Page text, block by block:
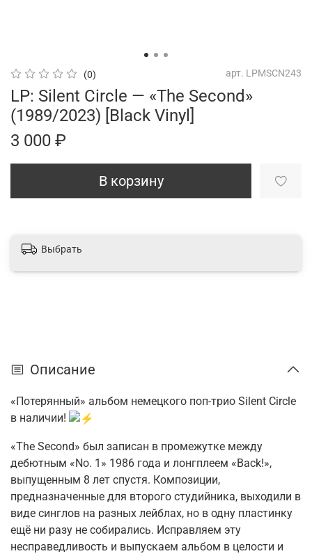
(0) арт. LPMSCN243
LP: Silent Circle — «The Second»
(1989/2023) [Black Vinyl]
3 000 ₽
В корзину
Выбрать
Описание
«Потерянный» альбом немецкого поп-трио Silent Circle
в наличии!
«The Second» был записан в промежутке между
дебютным «No. 1» 1986 года и лонгплеем «Back!»,
выпущенным 8 лет спустя. Композиции,
предназначенные для второго студийника, выходили в
виде синглов на разных лейблах, но в одну пластинку
ещё ни разу не собирались. Исправляем эту
несправедливость и выпускаем альбом в целости и